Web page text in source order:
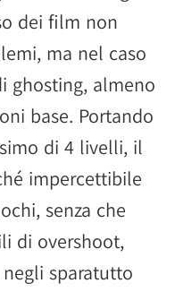
dei film non
ma nel caso
ghosting, almeno
base. Portando
di 4 livelli, il
impercettibile
senza che
di overshoot,
sparatutto